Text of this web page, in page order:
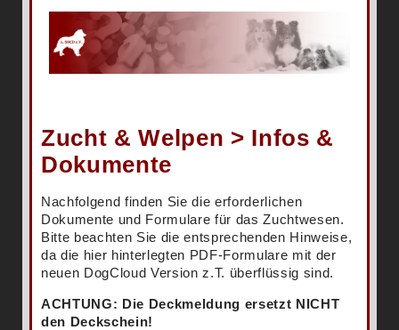
Zucht & Welpen > Infos &
Dokumente
Nachfolgend finden Sie die erforderlichen
Dokumente und Formulare für das Zuchtwesen.
Bitte beachten Sie die entsprechenden Hinweise,
da die hier hinterlegten PDF-Formulare mit der
neuen DogCloud Version z.T. überflüssig sind.
ACHTUNG: Die Deckmeldung ersetzt NICHT
den Deckschein!